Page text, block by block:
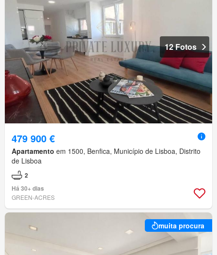
12 Fotos
479 900 €
Apartamento em 1500, Benfica, Município de Lisboa, Distrito
de Lisboa
2
Há 30+ dias
GREEN-ACRES
muita procura